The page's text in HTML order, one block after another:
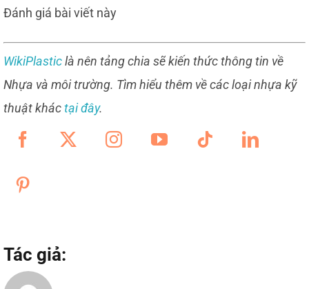
Đánh giá bài viết này
WikiPlasticlà nên tảng chia sẽ kiến thức thông tin về
Nhựa và môi trường. Tìm hiểu thêm về các loại nhựa kỹ
thuật kháctại đây.
Tác giả: